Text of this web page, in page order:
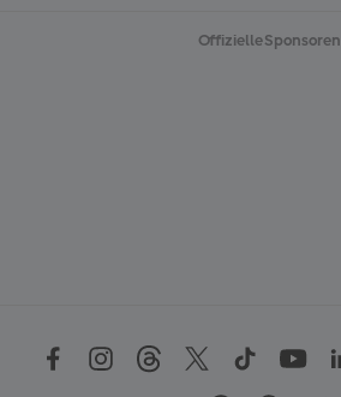
Offizielle Sponsoren